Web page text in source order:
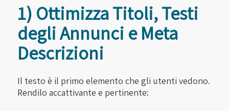
1) Ottimizza Titoli, Testi
degli Annunci e Meta
Descrizioni
Il testo è il primo elemento che gli utenti vedono.
Rendilo accattivante e pertinente: